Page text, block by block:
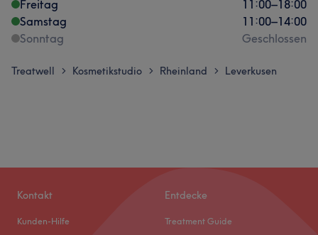
Freitag
11:00–18:00
Samstag
11:00–14:00
Sonntag
Geschlossen
Treatwell > Kosmetikstudio > Rheinland > Leverkusen
Kontakt
Kunden-Hilfe
Entdecke
Treatment Guide